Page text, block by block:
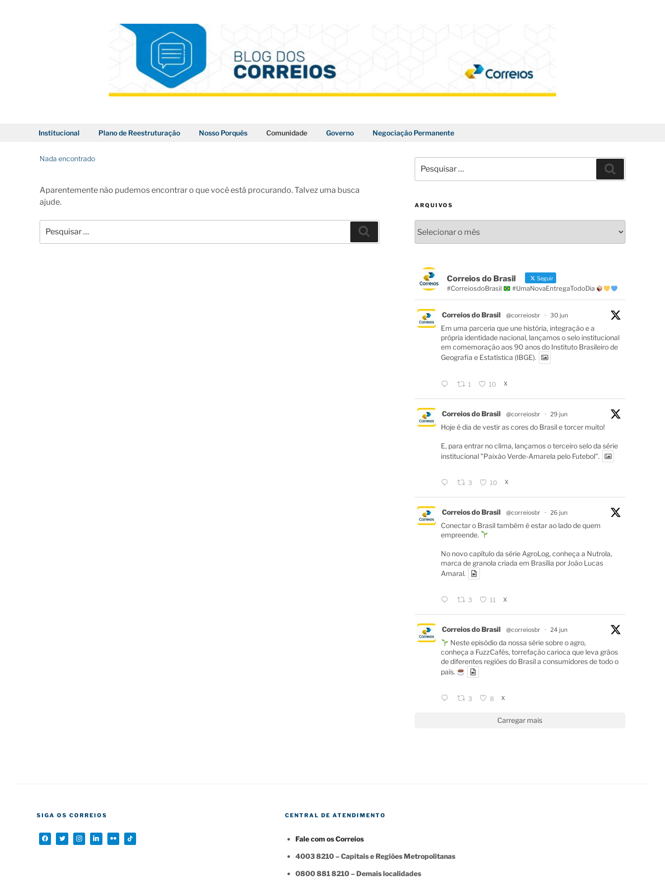
Institucional Plano de Reestruturação Nosso Porquês Comunidade Governo Negociação Permanente
Nada encontrado
Aparentemente não pudemos encontrar o que você está procurando. Talvez uma busca
ajude.
por:
por:
ARQUIVOS
Correios do Brasil Seguir
#CorreiosdoBrasil #UmaNovaEntregaTodoDia
Correios do Brasil @correiosbr · 30 jun
Em uma parceria que une história, integração e a
própria identidade nacional, lançamos o selo institucional
em comemoração aos 90 anos do Instituto Brasileiro de
Geografia e Estatística (IBGE).
1 10 X
Correios do Brasil @correiosbr · 29 jun
Hoje é dia de vestir as cores do Brasil e torcer muito!
E, para entrar no clima, lançamos o terceiro selo da série
institucional "Paixão Verde-Amarela pelo Futebol".
3 10 X
Correios do Brasil @correiosbr · 26 jun
Conectar o Brasil também é estar ao lado de quem
empreende.
No novo capítulo da série AgroLog, conheça a Nutrola,
marca de granola criada em Brasília por João Lucas
Amaral.
3 11 X
Correios do Brasil @correiosbr · 24 jun
Neste episódio da nossa série sobre o agro,
conheça a FuzzCafés, torrefação carioca que leva grãos
de diferentes regiões do Brasil a consumidores de todo o
país.
3 8 X
Carregar mais
SIGA OS CORREIOS CENTRAL DE ATENDIMENTO
Fale com os Correios
4003 8210 – Capitais e Regiões Metropolitanas
0800 881 8210 – Demais localidades